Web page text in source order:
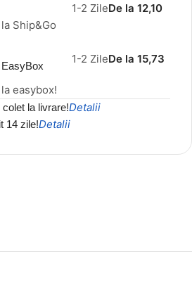
Ship&Go
1-2 ZileDe la 12,10
easybox!
1-2 ZileDe la 15,73
la livrare!Detalii
14 zile!Detalii